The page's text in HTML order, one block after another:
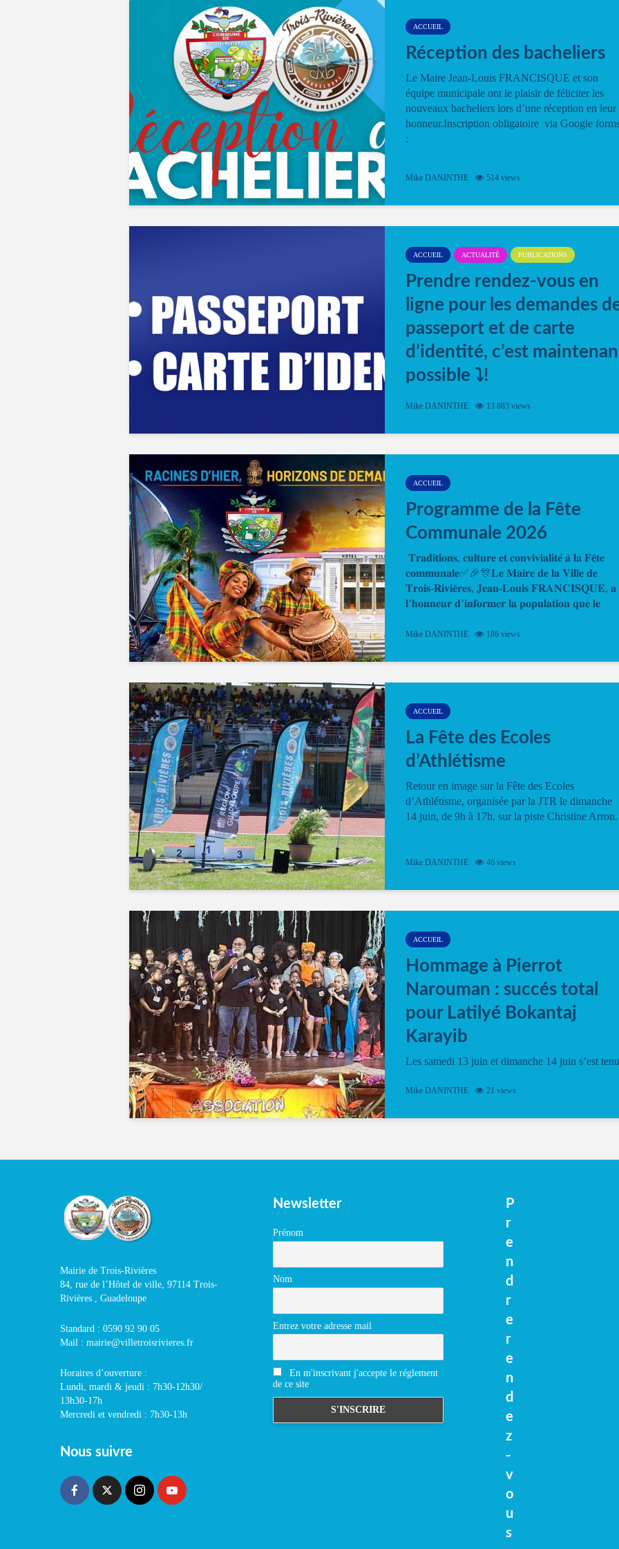
ACCUEIL
Réception des bacheliers
Le Maire Jean-Louis FRANCISQUE et son
équipe municipale ont le plaisir de féliciter les
nouveaux bacheliers lors d’une réception en leur
honneur.Inscription obligatoire via Google
:
Mike DANINTHE 514 views
ACCUEIL ACTUALITÉ PUBLICATIONS
Prendre rendez-vous en
ligne pour les demandes
passeport et de carte
d’identité, c’est
possible ⤵️!
Désormais, il est possible de prendre rendez-
Mike DANINTHE 13 883 views
ACCUEIL
Programme de la Fête
Communale 2026
𝐓𝐫𝐚𝐝𝐢𝐭𝐢𝐨𝐧𝐬, 𝐜𝐮𝐥𝐭𝐮𝐫𝐞 𝐞𝐭 𝐜𝐨𝐧𝐯𝐢𝐯𝐢𝐚𝐥𝐢𝐭𝐞́ 𝐚̀ 𝐥𝐚 𝐅𝐞̂𝐭𝐞
𝐜𝐨𝐦𝐦𝐮𝐧𝐚𝐥𝐞✅🎉🎊𝐋𝐞 𝐌𝐚𝐢𝐫𝐞 𝐝𝐞 𝐥𝐚 𝐕𝐢𝐥𝐥𝐞 𝐝𝐞
𝐓𝐫𝐨𝐢𝐬-𝐑𝐢𝐯𝐢𝐞̀𝐫𝐞𝐬, 𝐉𝐞𝐚𝐧-𝐋𝐨𝐮𝐢𝐬 𝐅𝐑𝐀𝐍𝐂𝐈𝐒𝐐𝐔𝐄, 𝐚
𝐥’𝐡𝐨𝐧𝐧𝐞𝐮𝐫 𝐝’𝐢𝐧𝐟𝐨𝐫𝐦𝐞𝐫 𝐥𝐚 𝐩𝐨𝐩𝐮𝐥𝐚𝐭𝐢𝐨𝐧 𝐪𝐮𝐞 𝐥𝐞
Mike DANINTHE 186 views
ACCUEIL
La Fête des Ecoles
d’Athlétisme
Retour en image sur la Fête des Ecoles
d’Athlétisme, organisée par la JTR le dimanche
14 juin, de 9h à 17h, sur la piste Christine Arron.
Mike DANINTHE 46 views
ACCUEIL
Hommage à Pierrot
Narouman : succés total
pour Latilyé Bokantaj
Karayib
Les samedi 13 juin et dimanche 14 juin s’est tenu
vibrant à Pierrot Narouman, organisé par
spectacle de fin d’année, présenté à la salle...
Mike DANINTHE 21 views
Mairie de Trois-Rivières
84, rue de l’Hôtel de ville, 97114 Trois-
Rivières , Guadeloupe
Standard : 0590 92 90 05
Mail : mairie@villetroisrivieres.fr
Horaires d’ouverture :
Lundi, mardi & jeudi : 7h30-12h30/
13h30-17h
Mercredi et vendredi : 7h30-13h
Nous suivre
Newsletter
Prénom
Nom
Entrez votre adresse mail
En m'inscrivant j'accepte le réglement
de ce site
P
r
e
n
d
r
e
r
e
n
d
e
z
-
v
o
u
s